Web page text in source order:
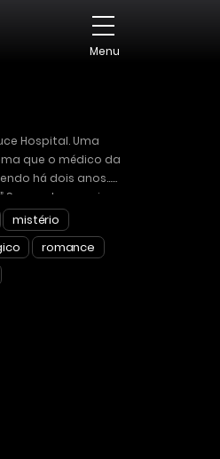
Menu
Hospital. Uma
que o médico da
há dois anos…
sonho era viver
noites. Então, um
em estado
chupar o pau
homem que havia
contou uma
pois tinha medo
alguém vivo e
mistério
romance